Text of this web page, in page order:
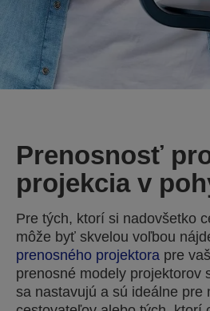
Prenosnosť
projekcia v
Pre tých, ktorí si nadovšetko
môže byť skvelou voľbou
prenosného projektora pre
prenosné modely projektorov
sa nastavujú a sú ideálne pre